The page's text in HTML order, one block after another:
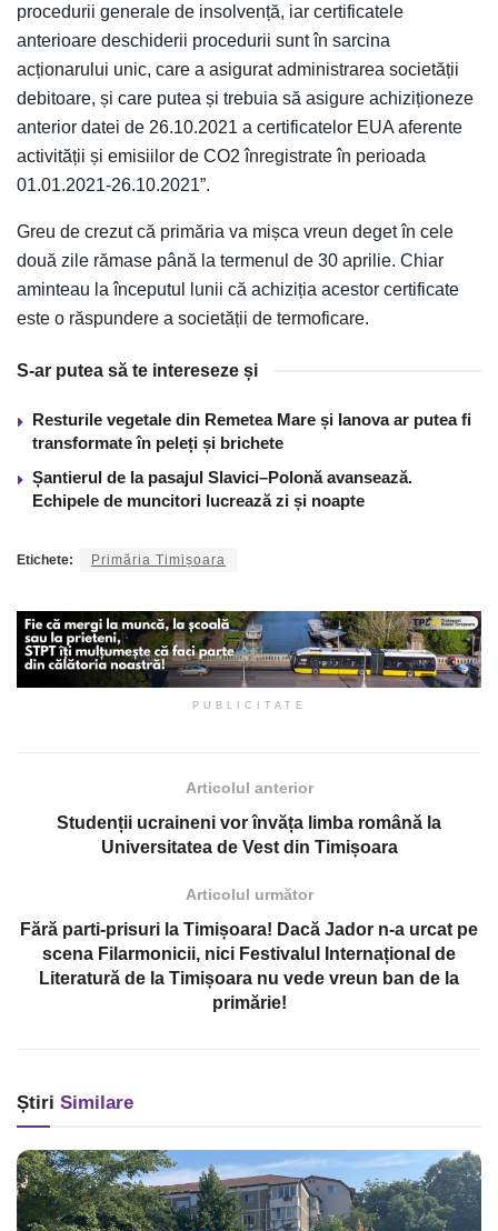
procedurii generale de insolvență, iar certificatele
anterioare deschiderii procedurii sunt în sarcina
acționarului unic, care a asigurat administrarea societății
debitoare, și care putea și trebuia să asigure achiziționeze
anterior datei de 26.10.2021 a certificatelor EUA aferente
activității și emisiilor de CO2 înregistrate în perioada
01.01.2021-26.10.2021”.
Greu de crezut că primăria va mișca vreun deget în cele
două zile rămase până la termenul de 30 aprilie. Chiar
aminteau la începutul lunii că achiziția acestor certificate
este o răspundere a societății de termoficare.
S-ar putea să te intereseze și
Resturile vegetale din Remetea Mare și Ianova ar putea fi
transformate în peleți și brichete
Șantierul de la pasajul Slavici–Polonă avansează.
Echipele de muncitori lucrează zi și noapte
Etichete: Primăria Timișoara
PUBLICITATE
Articolul anterior
Studenții ucraineni vor învăța limba română la
Universitatea de Vest din Timișoara
Articolul următor
Fără parti-prisuri la Timișoara! Dacă Jador n-a urcat pe
scena Filarmonicii, nici Festivalul Internațional de
Literatură de la Timișoara nu vede vreun ban de la
primărie!
Știri Similare